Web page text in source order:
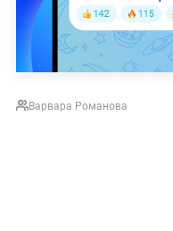
Варвара Романова